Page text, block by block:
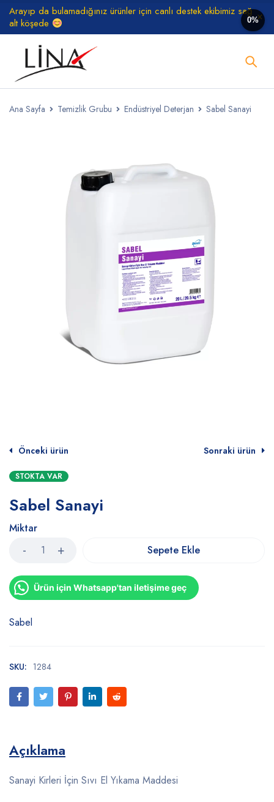
Arayıp da bulamadığınız ürünler için canlı destek ekibimiz sağ
alt köşede
Ana Sayfa Temizlik Grubu Endüstriyel Deterjan Sabel Sanayi
Önceki ürün Sonraki ürün
STOKTA VAR
Sabel Sanayi
Miktar
Sepete Ekle
Ürün için Whatsapp'tan iletişime geç
Sabel
SKU: 1284
Açıklama
Sanayi Kirleri İçin Sıvı El Yıkama Maddesi
0%